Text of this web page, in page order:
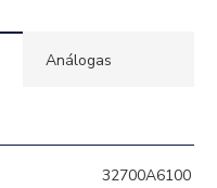
Análogas
32700A6100